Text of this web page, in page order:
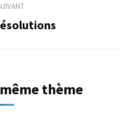
thème